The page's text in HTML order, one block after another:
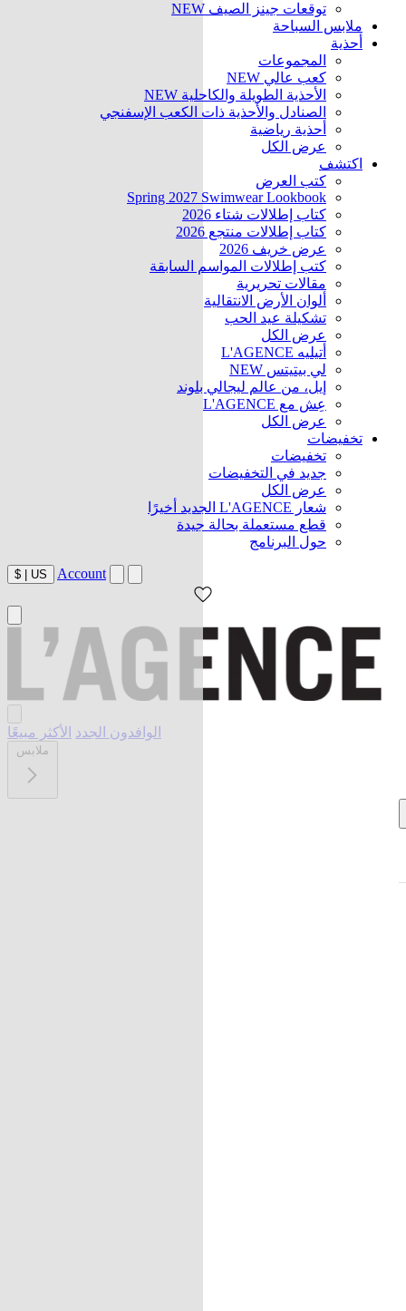
توقعات جينز الصيف NEW
ملابس السباحة
أحذية
المجموعات
كعب عالي NEW
الأحذية الطويلة والكاحلية NEW
الصنادل والأحذية ذات الكعب الإسفنجي
أحذية رياضية
عرض الكل
اكتشف
كتب العرض
Spring 2027 Swimwear Lookbook
كتاب إطلالات شتاء 2026
كتاب إطلالات منتجع 2026
عرض خريف 2026
كتب إطلالات المواسم السابقة
مقالات تحريرية
ألوان الأرض الانتقالية
تشكيلة عيد الحب
عرض الكل
أتيليه L'AGENCE
لي بيتيتس NEW
إيل، من عالم ليجالي بلوند
عِش مع L'AGENCE
عرض الكل
تخفيضات
تخفيضات
جديد في التخفيضات
عرض الكل
شعار L'AGENCE الجديد أخيرًا
قطع مستعملة بحالة جيدة
حول البرنامج
US
$ Account
الوافدون الجدد الأكثر مبيعًا
ملابس